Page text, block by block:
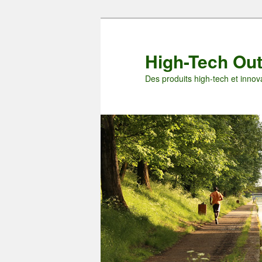
High-Tech Out
Des produits high-tech et